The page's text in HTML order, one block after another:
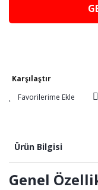
Karşılaştır
Ürün Bilgisi
Genel